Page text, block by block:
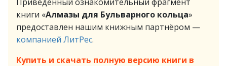
книги «Алмазы для Бульварного кольца»
предоставлен нашим книжным партнёром —
компанией ЛитРес.
Купить и скачать полную версию книги в